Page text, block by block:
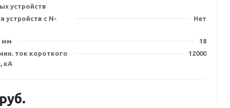
устройств
устройств с N-
Нет
мм
18
ток короткого
кА
12000
руб.